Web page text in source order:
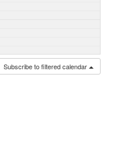
Subscribe to filtered calendar